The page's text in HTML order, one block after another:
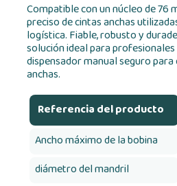
Compatible con un núcleo de 76
preciso de cintas anchas
logística. Fiable, robusto y
solución ideal para profesionales
dispensador manual seguro para
anchas.
Referencia del producto
Ancho máximo de la bobina
diámetro del mandril